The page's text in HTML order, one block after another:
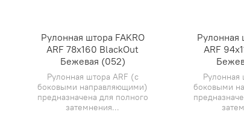
Рулонная штора FAKRO
ARF 78х160 BlackOut
Бежевая (052)
Рулонная штора ARF (с
боковыми направляющими)
предназначена для полного
затемнения...
Рулонная
ARF
Рулонная
боковыми